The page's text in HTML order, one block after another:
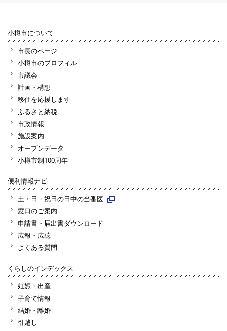
小樽市について
市長のページ
小樽市のプロフィル
市議会
計画・構想
移住を応援します
ふるさと納税
市政情報
施設案内
オープンデータ
小樽市制100周年
便利情報ナビ
土・日・祝日の日中の当番医
窓口のご案内
申請書・届出書ダウンロード
広報・広聴
よくある質問
くらしのインデックス
妊娠・出産
子育て情報
結婚・離婚
引越し